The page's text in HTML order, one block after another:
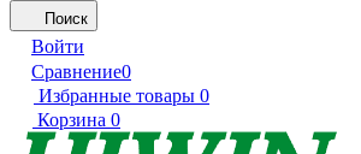
Поиск
Войти
Сравнение0
Избранные товары 0
Корзина 0